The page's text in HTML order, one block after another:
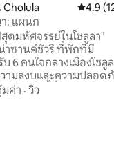
ว
คะแนน
4.9
: แผนก
ดมหัศจรรย์ในโชลูลา"
ซานค์ชัวรี ที่พักที่มี
6 คนใจกลางเมืองโชลู
ามสงบและความปลอด
รัวหลังนี้ที่มี 3 ห้อง (เตีย
1 เตียง) เราอยู่ห่าง
ค่า · วิว